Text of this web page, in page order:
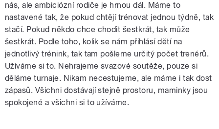
nás, ale ambiciózní rodiče je hrnou dál. Máme to
nastavené tak, že pokud chtějí trénovat jednou týdně, tak
stačí. Pokud někdo chce chodit šestkrát, tak může
šestkrát. Podle toho, kolik se nám přihlásí dětí na
jednotlivý trénink, tak tam pošleme určitý počet trenérů.
Užíváme si to. Nehrajeme svazové soutěže, pouze si
děláme turnaje. Nikam necestujeme, ale máme i tak dost
zápasů. Všichni dostávají stejně prostoru, maminky jsou
spokojené a všichni si to užíváme.